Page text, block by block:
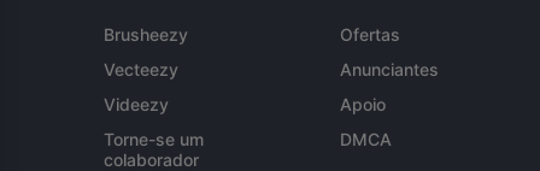
Brusheezy
Vecteezy
Videezy
Torne-se um
colaborador
Ofertas
Anunciantes
Apoio
DMCA